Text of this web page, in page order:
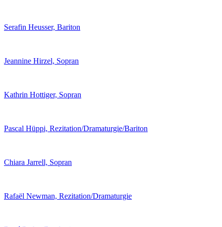
Serafin Heusser, Bariton
Jeannine Hirzel, Sopran
Kathrin Hottiger, Sopran
Pascal Hüppi, Rezitation/Dramaturgie/Bariton
Chiara Jarrell, Sopran
Rafaël Newman, Rezitation/Dramaturgie